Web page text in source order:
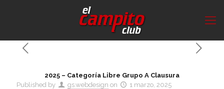
2025 – Categoría Libre Grupo A Clausura
Published by
gs.webdesign on 1 marzo, 2025